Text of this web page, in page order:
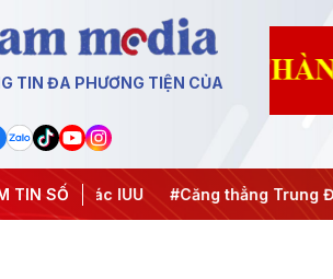
TIN ĐA PHƯƠNG TIỆN CỦA
TIN SỐ
thác IUU #Căng thẳng Trung Đông